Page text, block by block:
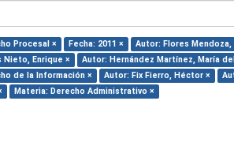
Procesal × Fecha: 2011 × Autor: Flores Mendoza,
Nieto, Enrique ×
Autor: Hernández Martínez, María
de la Información ×
Autor: Fix Fierro, Héctor ×
Materia: Derecho Administrativo ×